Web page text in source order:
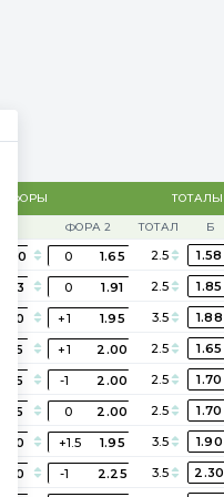
ФОРЫ
ТОТАЛЫ
ФОРА 2 ТОТАЛ Б
2.20 0 1.65 2.5 1.58
1.83 0 1.91 2.5 1.85
1.80 +1 1.95 3.5 1.88
1.75 +1 2.00 2.5 1.65
1.75 -1 2.00 2.5 1.70
1.75 0 2.00 2.5 1.70
1.80 +1.5 1.95 3.5 1.90
1.60 -1 2.25 3.5 2.30